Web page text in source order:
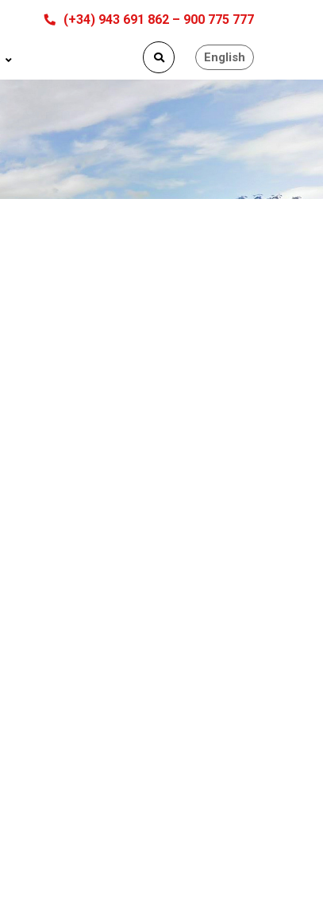
(+34) 943 691 862 – 900 775 777
English